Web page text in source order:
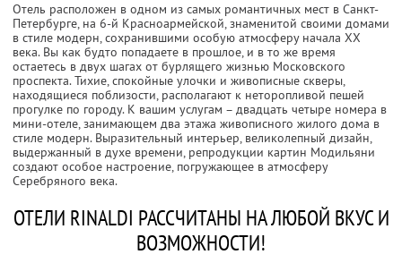
Отель расположен в одном из самых романтичных мест в Санкт-
Петербурге, на 6-й Красноармейской, знаменитой своими домами
в стиле модерн, сохранившими особую атмосферу начала ХХ
века. Вы как будто попадаете в прошлое, и в то же время
остаетесь в двух шагах от бурлящего жизнью Московского
проспекта. Тихие, спокойные улочки и живописные скверы,
находящиеся поблизости, располагают к неторопливой пешей
прогулке по городу. К вашим услугам – двадцать четыре номера в
мини-отеле, занимающем два этажа живописного жилого дома в
стиле модерн. Выразительный интерьер, великолепный дизайн,
выдержанный в духе времени, репродукции картин Модильяни
создают особое настроение, погружающее в атмосферу
Серебряного века.
ОТЕЛИ RINALDI РАССЧИТАНЫ НА ЛЮБОЙ ВКУС И
ВОЗМОЖНОСТИ!